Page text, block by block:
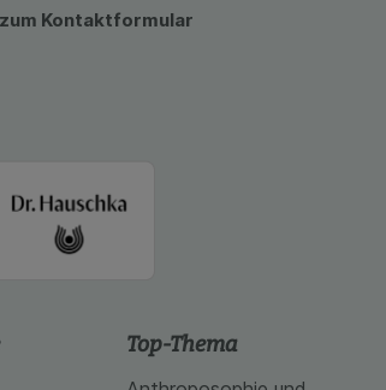
zum Kontaktformular
Top-Thema